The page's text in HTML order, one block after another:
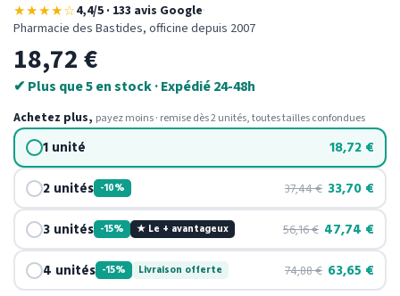
★★★★☆4,4/5 · 133 avis Google·
Pharmacie des Bastides, officine depuis 2007
18,72€
✔ Plus que 5 en stock · Expédié 24-48h
Achetez plus, payez moins · remise dès 2 unités, toutes tailles confondues
1 unité 18,72 €
2 unités -10% 37,44€ 33,70 €
3 unités -15% ★ Le + avantageux 56,16€ 47,74 €
4 unités -15% Livraison offerte 74,88€ 63,65 €